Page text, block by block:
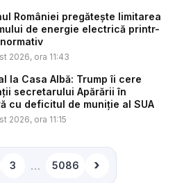
României pregătește limitarea
de energie electrică printr-
2026, ora 11:43
la Casa Albă: Trump îi cere
secretarului Apărării în
cu deficitul de muniție al SUA
2026, ora 11:15
3 … 5086 Înainte
›